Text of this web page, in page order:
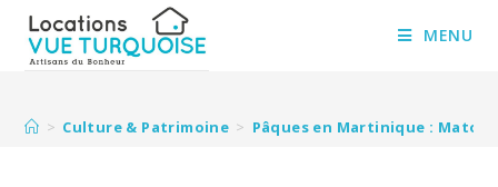
content
MENU
> Culture & Patrimoine > Pâques en Martinique :